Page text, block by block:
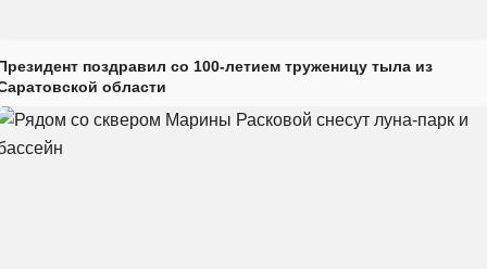
поздравил со 100-летием труженицу тыла из
области